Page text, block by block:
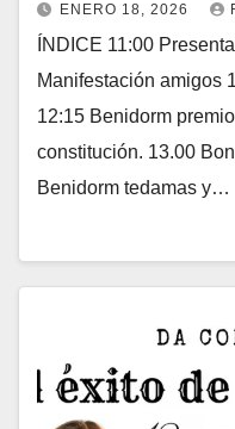
ENERO 18, 2026
ÍNDICE 11:00
Manifestación amigos
12:15 Benidorm
constitución. 13.00
Benidorm tedamas y…